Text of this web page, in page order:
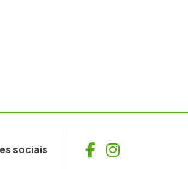
sociais Facebook
Instagram